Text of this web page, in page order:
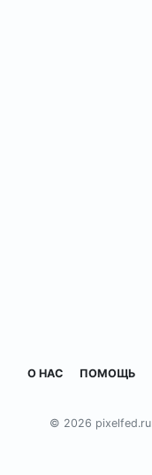
О НАС ПОМОЩЬ
© 2026 pixelfed.ru